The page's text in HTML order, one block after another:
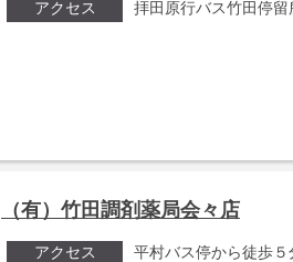
アクセス 拝田原行バス竹田停
（有）竹田調剤薬局会々店
アクセス 平村バス停から徒歩５